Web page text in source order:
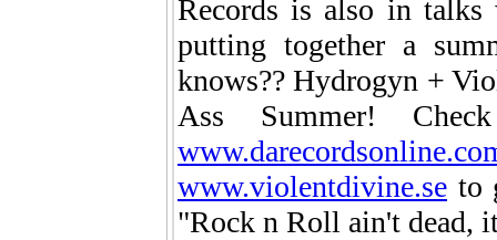
Records is also in talks
putting together a
knows?? Hydrogyn +
Ass Summer!
www.violentdivine.se to
"Rock n Roll ain't dead,